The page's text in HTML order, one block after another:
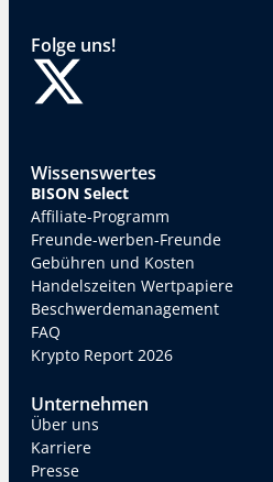
Folge uns!
Wissenswertes
BISON Select
Affiliate-Programm
Freunde-werben-Freunde
Gebühren und Kosten
Handelszeiten Wertpapiere
Beschwerdemanagement
FAQ
Krypto Report 2026
Unternehmen
Über uns
Karriere
Presse